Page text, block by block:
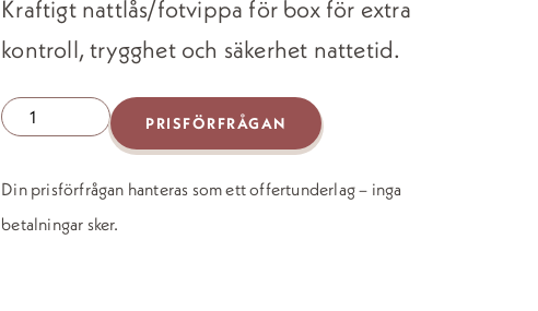
Kraftigt nattlås/fotvippa för box för extra
kontroll, trygghet och säkerhet nattetid.
Nattlås
PRISFÖRFRÅGAN
Din prisförfrågan hanteras som ett offertunderlag – inga
betalningar sker.